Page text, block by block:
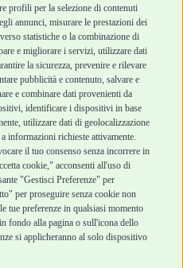
profili per la selezione di contenuti
annunci, misurare le prestazioni dei
statistiche o la combinazione di
e migliorare i servizi, utilizzare dati
la sicurezza, prevenire e rilevare
pubblicità e contenuto, salvare e
e combinare dati provenienti da
identificare i dispositivi in base
utilizzare dati di geolocalizzazione
informazioni richieste attivamente.
il tuo consenso senza incorrere in
cookie," acconsenti all'uso di
"Gestisci Preferenze" per
per proseguire senza cookie non
tue preferenze in qualsiasi momento
fondo alla pagina o sull'icona dello
si applicheranno al solo dispositivo
Termini e condizioni
di vendita
Cashback
Metodi di
pagamento
Recesso e Reso
Spedizioni
– 47122 Forlì (FC)
0543 096850